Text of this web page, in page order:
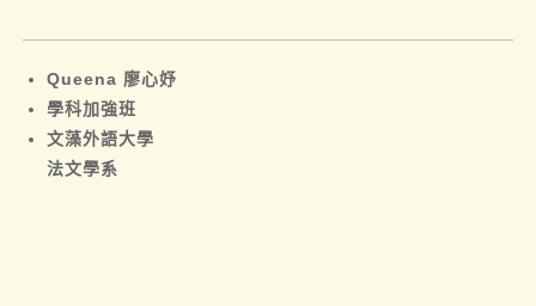
Queena 廖心妤
學科加強班
文藻外語大學
法文學系